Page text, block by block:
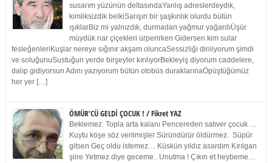
susarım yüzünün deltasındaYanlış adreslerdeydik,
kimliksizdik belkiSarışın bir şaşkınlık olurdu bütün
ışıklarBiz mi yalnızdık, durmadan yağmur yağardıÜşür
müydük nar çiçekleri ürperirken Gidersen kim sular
fesleğenleriKuşlar nereye sığınır akşam oluncaSessizliği dinliyorum şimdi
ve soluğunuSustuğun yerde birşeyler kırılıyorBekleyiş diyorum caddelere,
dalıp gidiyorsun Adını yazıyorum bütün otobüs duraklarınaÖpüştüğümüz
her yer […]
ÖMÜR’CÜ GELDİ ÇOCUK ! / Fikret YAZ
Beklemez. Topla arta kalanı Pencereden satıver çocuk …
Kuytu köşe söz verilmişler Süründürür öldürmez. Süpür
gitsen Geç oldu istemez… Küskün yıldız asardım Kırılgan
şiire Yetmez diye geceme.. Unutma ! Çıkın et heybeme…